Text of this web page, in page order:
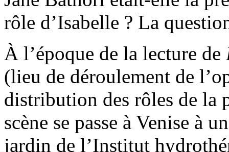
rôle d’Isabelle ? La
À l’époque de la lecture de
(lieu de déroulement de
distribution des rôles de la
scène se passe à Venise à
jardin de l’Institut